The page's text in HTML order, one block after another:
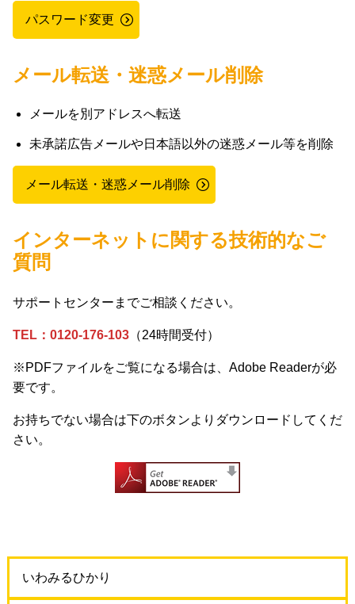
パスワード変更
メール転送・迷惑メール削除
メールを別アドレスへ転送
未承諾広告メールや日本語以外の迷惑メール等を削除
メール転送・迷惑メール削除
インターネットに関する技術的なご
質問
サポートセンターまでご相談ください。
TEL：0120-176-103 （24時間受付）
※PDFファイルをご覧になる場合は、Adobe Readerが必
要です。
お持ちでない場合は下のボタンよりダウンロードしてくだ
さい。
いわみるひかり